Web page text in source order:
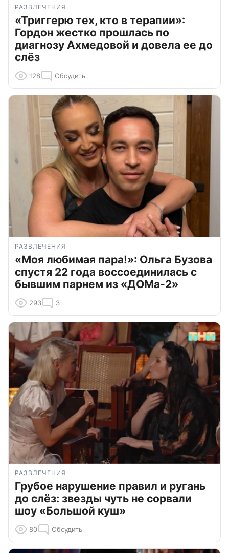
РАЗВЛЕЧЕНИЯ
«Триггерю тех, кто в терапии»:
Гордон жестко прошлась по
диагнозу Ахмедовой и довела ее до
слёз
128 Обсудить
РАЗВЛЕЧЕНИЯ
«Моя любимая пара!»: Ольга Бузова
спустя 22 года воссоединилась с
бывшим парнем из «ДОМа-2»
293 3
РАЗВЛЕЧЕНИЯ
Грубое нарушение правил и ругань
до слёз: звезды чуть не сорвали
шоу «Большой куш»
80 Обсудить